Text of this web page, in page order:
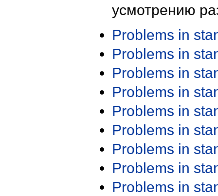
усмотрению
Problems in
Problems in
Problems in
Problems in
Problems in
Problems in
Problems in
Problems in
Problems in